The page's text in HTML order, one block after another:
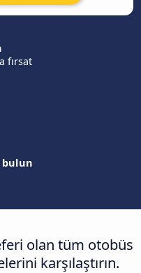
fırsat
olan tüm otobüs
karşılaştırın.